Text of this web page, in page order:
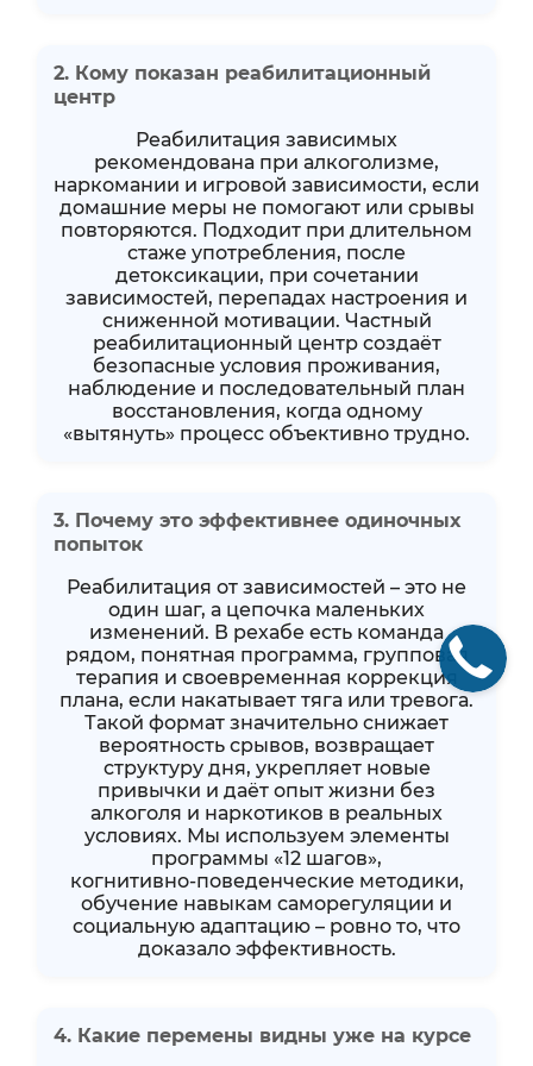
2. Кому показан реабилитационный
центр
Реабилитация зависимых
рекомендована при алкоголизме,
наркомании и игровой зависимости, если
домашние меры не помогают или срывы
повторяются. Подходит при длительном
стаже употребления, после
детоксикации, при сочетании
зависимостей, перепадах настроения и
сниженной мотивации. Частный
реабилитационный центр создаёт
безопасные условия проживания,
наблюдение и последовательный план
восстановления, когда одному
«вытянуть» процесс объективно трудно.
3. Почему это эффективнее одиночных
попыток
Реабилитация от зависимостей – это не
один шаг, а цепочка маленьких
изменений. В рехабе есть команда
рядом, понятная программа, групповая
терапия и своевременная коррекция
плана, если накатывает тяга или тревога.
Такой формат значительно снижает
вероятность срывов, возвращает
структуру дня, укрепляет новые
привычки и даёт опыт жизни без
алкоголя и наркотиков в реальных
условиях. Мы используем элементы
программы «12 шагов»,
когнитивно‑поведенческие методики,
обучение навыкам саморегуляции и
социальную адаптацию – ровно то, что
доказало эффективность.
4. Какие перемены видны уже на курсе